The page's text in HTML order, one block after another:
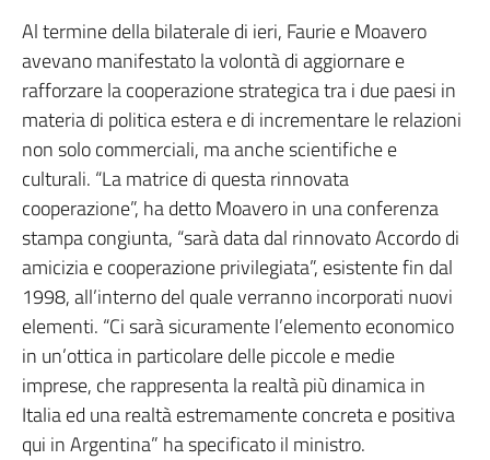
Al termine della bilaterale di ieri, Faurie e Moavero
avevano manifestato la volontà di aggiornare e
rafforzare la cooperazione strategica tra i due paesi in
materia di politica estera e di incrementare le relazioni
non solo commerciali, ma anche scientifiche e
culturali. “La matrice di questa rinnovata
cooperazione”, ha detto Moavero in una conferenza
stampa congiunta, “sarà data dal rinnovato Accordo di
amicizia e cooperazione privilegiata”, esistente fin dal
1998, all’interno del quale verranno incorporati nuovi
elementi. “Ci sarà sicuramente l’elemento economico
in un’ottica in particolare delle piccole e medie
imprese, che rappresenta la realtà più dinamica in
Italia ed una realtà estremamente concreta e positiva
qui in Argentina” ha specificato il ministro.